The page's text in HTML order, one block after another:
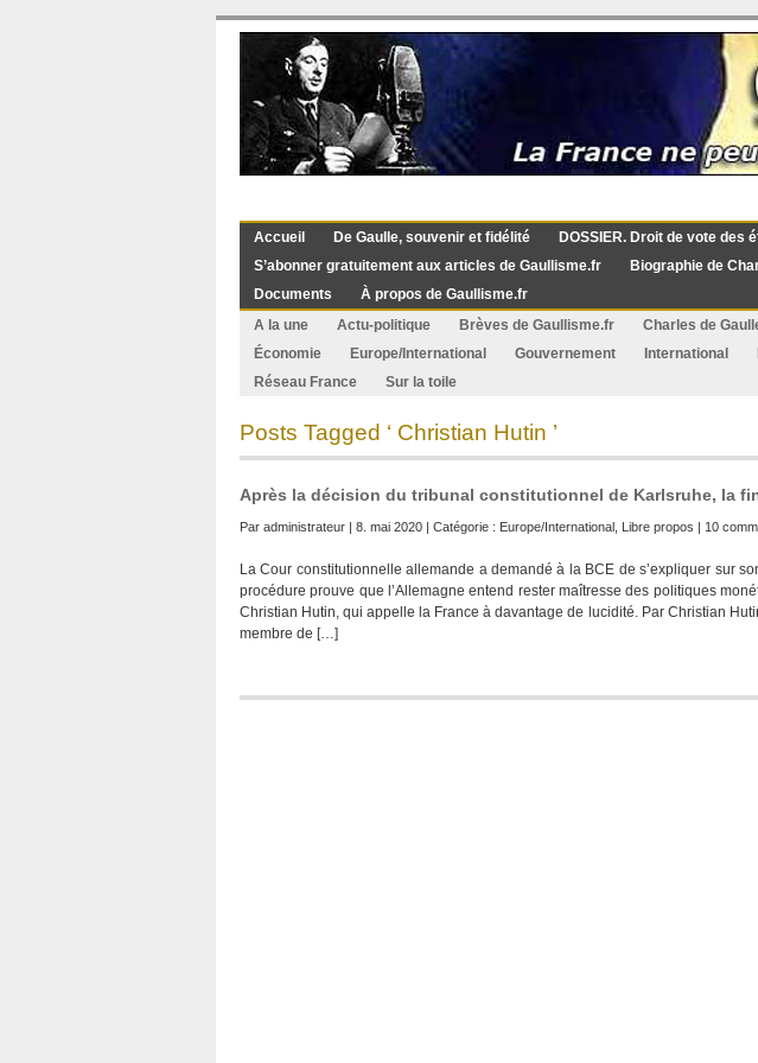
Accueil De Gaulle, souvenir et fidélité DOSSIER. Droit de vote des
S’abonner gratuitement aux articles de Gaullisme.fr
Biographie de
Documents
À propos de Gaullisme.fr
A la une
Actu-politique Brèves de Gaullisme.fr Charles de
Économie
Europe/International Gouvernement International
Réseau France
Sur la toile
Posts Tagged ‘ Christian Hutin ’
Après la décision du tribunal constitutionnel de Karlsruhe, la
Par administrateur | 8. mai 2020 | Catégorie : Europe/International Libre propos | 10
La Cour constitutionnelle allemande a demandé à la BCE de s’expliquer sur
procédure prouve que l’Allemagne entend rester maîtresse des politiques
Christian Hutin, qui appelle la France à davantage de lucidité. Par Christian
membre de […]